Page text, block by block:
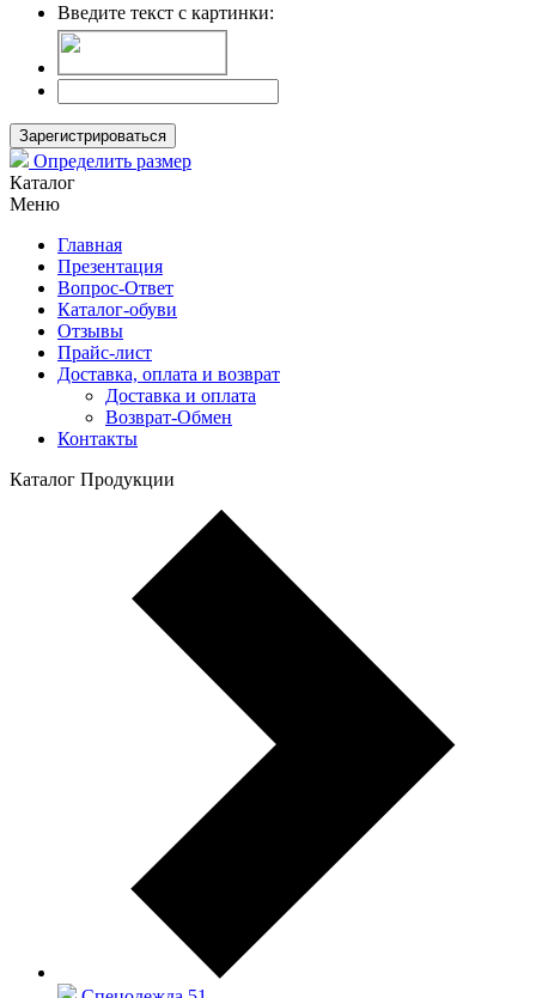
Введите текст с картинки:
Зарегистрироваться
Определить размер
Каталог
Меню
Главная
Презентация
Вопрос-Ответ
Каталог-обуви
Отзывы
Прайс-лист
Доставка, оплата и возврат
Доставка и оплата
Возврат-Обмен
Контакты
Каталог Продукции